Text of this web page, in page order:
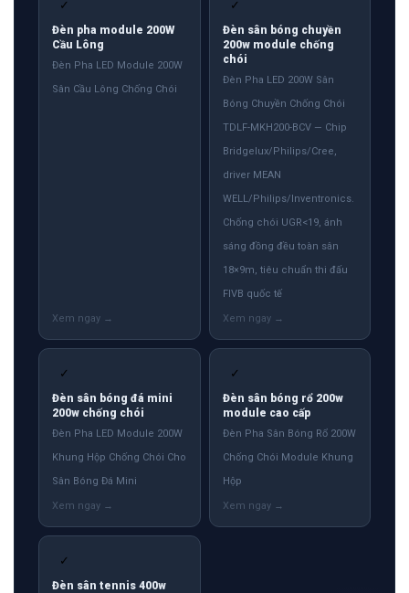
✓
Đèn pha module 200W
Cầu Lông
Đèn Pha LED Module 200W
Sân Cầu Lông Chống Chói
✓
Đèn sân bóng chuyền
200w module chống
chói
Đèn Pha LED 200W Sân
Bóng Chuyền Chống Chói
TDLF-MKH200-BCV — Chip
Bridgelux/Philips/Cree,
driver MEAN
WELL/Philips/Inventronics.
Chống chói UGR<19, ánh
sáng đồng đều toàn sân
18×9m, tiêu chuẩn thi đấu
FIVB quốc tế
✓
Đèn sân bóng đá mini
200w chống chói
Đèn Pha LED Module 200W
Khung Hộp Chống Chói Cho
Sân Bóng Đá Mini
✓
Đèn sân bóng rổ 200w
module cao cấp
Đèn Pha Sân Bóng Rổ 200W
Chống Chói Module Khung
Hộp
✓
Đèn sân tennis 400w